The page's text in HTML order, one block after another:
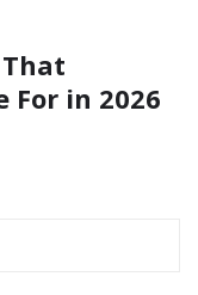
For in 2026